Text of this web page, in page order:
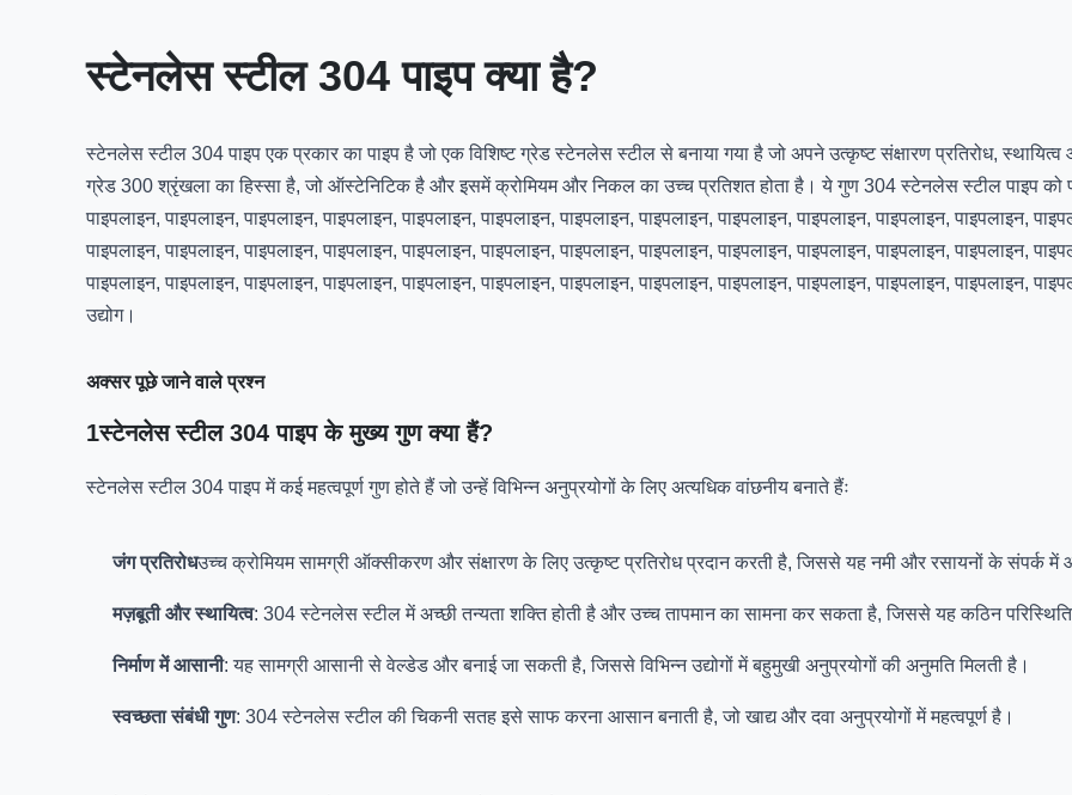
स्टेनलेस स्टील 304 पाइप क्या है?
स्टेनलेस स्टील 304 पाइप एक प्रकार का पाइप है जो एक विशिष्ट ग्रेड स्टेनलेस स्टील से बनाया गया है जो अपने उत्कृष्ट संक्षारण प्रतिरोध,
ग्रेड 300 श्रृंखला का हिस्सा है, जो ऑस्टेनिटिक है और इसमें क्रोमियम और निकल का उच्च प्रतिशत होता है। ये गुण 304 स्टेनलेस स्टील पाइप को
पाइपलाइन, पाइपलाइन, पाइपलाइन, पाइपलाइन, पाइपलाइन, पाइपलाइन, पाइपलाइन, पाइपलाइन, पाइपलाइन, पाइपलाइन, पाइपलाइन, पाइपलाइन,
पाइपलाइन, पाइपलाइन, पाइपलाइन, पाइपलाइन, पाइपलाइन, पाइपलाइन, पाइपलाइन, पाइपलाइन, पाइपलाइन, पाइपलाइन, पाइपलाइन, पाइपलाइन,
पाइपलाइन, पाइपलाइन, पाइपलाइन, पाइपलाइन, पाइपलाइन, पाइपलाइन, पाइपलाइन, पाइपलाइन, पाइपलाइन, पाइपलाइन, पाइपलाइन, पाइपलाइन,
उद्योग।
अक्सर पूछे जाने वाले प्रश्न
1स्टेनलेस स्टील 304 पाइप के मुख्य गुण क्या हैं?
स्टेनलेस स्टील 304 पाइप में कई महत्वपूर्ण गुण होते हैं जो उन्हें विभिन्न अनुप्रयोगों के लिए अत्यधिक वांछनीय बनाते हैंः
जंग प्रतिरोधउच्च क्रोमियम सामग्री ऑक्सीकरण और संक्षारण के लिए उत्कृष्ट प्रतिरोध प्रदान करती है, जिससे यह नमी और रसायनों के संपर्क
मज़बूती और स्थायित्व: 304 स्टेनलेस स्टील में अच्छी तन्यता शक्ति होती है और उच्च तापमान का सामना कर सकता है, जिससे यह कठिन
निर्माण में आसानी: यह सामग्री आसानी से वेल्डेड और बनाई जा सकती है, जिससे विभिन्न उद्योगों में बहुमुखी अनुप्रयोगों की अनुमति मिलती है।
स्वच्छता संबंधी गुण: 304 स्टेनलेस स्टील की चिकनी सतह इसे साफ करना आसान बनाती है, जो खाद्य और दवा अनुप्रयोगों में महत्वपूर्ण है।